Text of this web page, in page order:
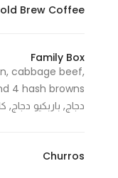
Brew Coffee
Family Box
cabbage beef,
دجاج, باربكيو
Churros